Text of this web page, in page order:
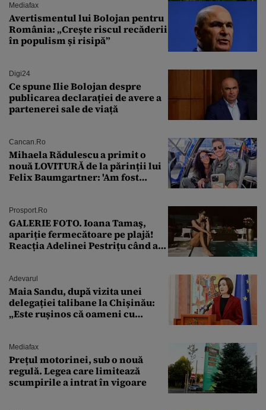
Mediafax
Avertismentul lui Bolojan pentru
România: „Crește riscul recăderii
în populism și risipă”
Digi24
Ce spune Ilie Bolojan despre
publicarea declarației de avere a
partenerei sale de viață
Cancan.ro
Mihaela Rădulescu a primit o
nouă LOVITURĂ de la părinții lui
Felix Baumgartner: 'Am fost
Prosport.ro
GALERIE FOTO. Ioana Tamaş,
apariție fermecătoare pe plajă!
Reacția Adelinei Pestrițu când a
Adevarul
Maia Sandu, după vizita unei
delegației talibane la Chișinău:
„Este rușinos că oameni cu
Mediafax
Prețul motorinei, sub o nouă
regulă. Legea care limitează
scumpirile a intrat în vigoare